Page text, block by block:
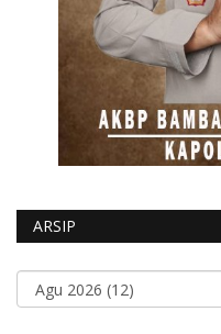
ARSIP